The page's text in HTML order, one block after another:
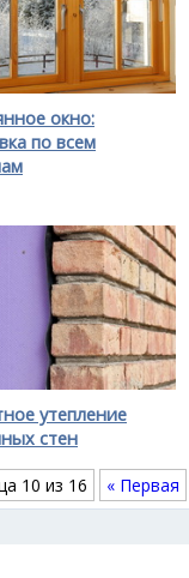
окно:
по всем
утепление
стен
10 из 16 « Первая